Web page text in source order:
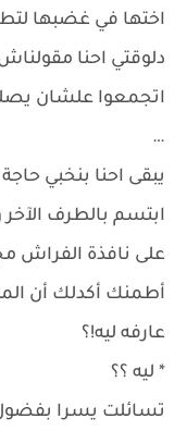
اختها في غضبها
دلوقتي احنا
اتجمعوا علشان
…
يبقى احنا بنخبي
ابتسم بالطرف
على نافذة الفراش
أطمنك أكدلك أن
عارفه ليه!؟
* ليه ؟؟
تسائلت يسرا